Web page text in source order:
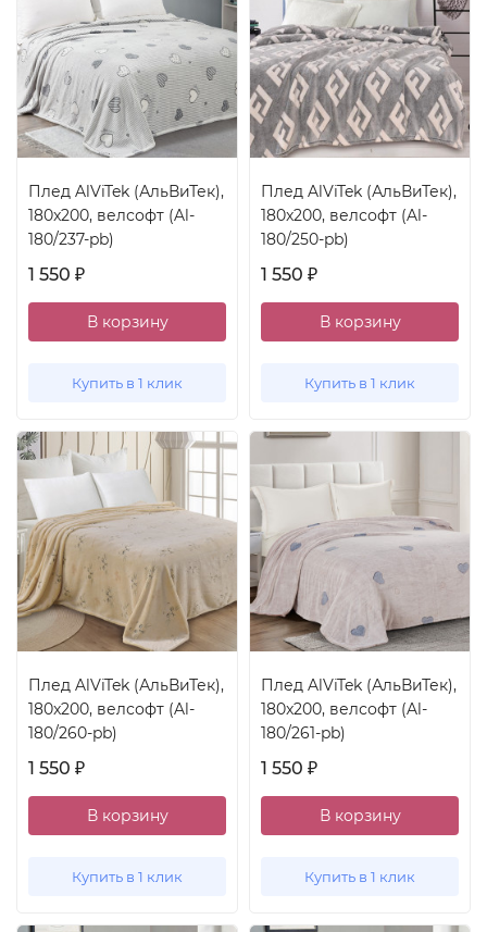
Плед AlViTek (АльВиТек),
180x200, велсофт (Al-
180/237-pb)
1 550 ₽
В корзину
Купить в 1 клик
Плед AlViTek (АльВиТек),
180x200, велсофт (Al-
180/250-pb)
1 550 ₽
В корзину
Купить в 1 клик
Плед AlViTek (АльВиТек),
180x200, велсофт (Al-
180/260-pb)
1 550 ₽
В корзину
Купить в 1 клик
Плед AlViTek (АльВиТек),
180x200, велсофт (Al-
180/261-pb)
1 550 ₽
В корзину
Купить в 1 клик